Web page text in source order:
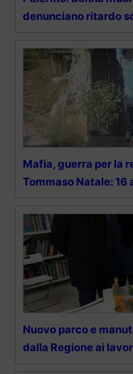
denunciano ritardo
Mafia, guerra per la
Tommaso Natale: 16
Nuovo parco e
dalla Regione ai